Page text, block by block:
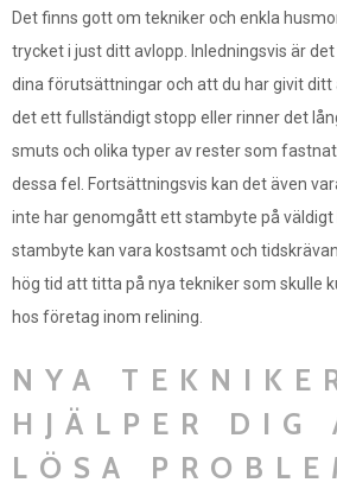
Det finns gott om tekniker och enkla
trycket i just ditt avlopp. Inledningsvis är
dina förutsättningar och att du har givit ditt
det ett fullständigt stopp eller rinner det
smuts och olika typer av rester som
dessa fel. Fortsättningsvis kan det även
inte har genomgått ett stambyte på
stambyte kan vara kostsamt och
hög tid att titta på nya tekniker som skulle
hos företag inom relining.
NYA
HJÄLPER DIG
LÖSA